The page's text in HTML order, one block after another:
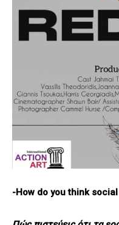
-How do you think